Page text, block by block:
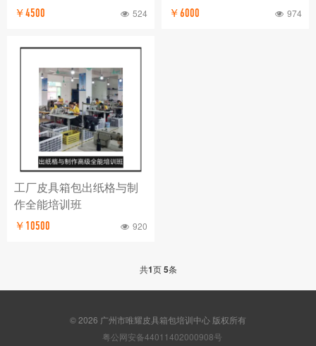
￥4500 524 ￥6000 974
工厂皮具箱包出纸格与制
作全能培训班
￥10500 920
共1页5条
© 2026 广州市唯耀皮具箱包培训中心 版权所有
粤公网安备44011402000908号